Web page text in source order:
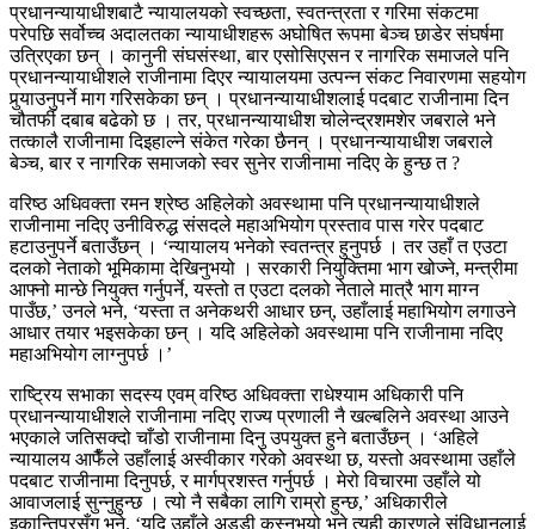
प्रधानन्यायाधीशबाटै न्यायालयको स्वच्छता, स्वतन्त्रता र गरिमा संकटमा
परेपछि सर्वोच्च अदालतका न्यायाधीशहरू अघोषित रूपमा बेञ्च छाडेर संघर्षमा
उत्रिएका छन् । कानुनी संघसंस्था, बार एसोसिएसन र नागरिक समाजले पनि
प्रधानन्यायाधीशले राजीनामा दिएर न्यायालयमा उत्पन्न संकट निवारणमा सहयोग
पुर्‍याउनुपर्ने माग गरिसकेका छन् । प्रधानन्यायाधीशलाई पदबाट राजीनामा दिन
चौतर्फी दबाब बढेको छ । तर, प्रधानन्यायाधीश चोलेन्द्रशमशेर जबराले भने
तत्कालै राजीनामा दिइहाल्ने संकेत गरेका छैनन् । प्रधानन्यायाधीश जबराले
बेञ्च, बार र नागरिक समाजको स्वर सुनेर राजीनामा नदिए के हुन्छ त ?
वरिष्ठ अधिवक्ता रमन श्रेष्ठ अहिलेको अवस्थामा पनि प्रधानन्यायाधीशले
राजीनामा नदिए उनीविरुद्ध संसदले महाअभियोग प्रस्ताव पास गरेर पदबाट
हटाउनुपर्ने बताउँछन् । ‘न्यायालय भनेको स्वतन्त्र हुनुपर्छ । तर उहाँ त एउटा
दलको नेताको भूमिकामा देखिनुभयो । सरकारी नियुक्तिमा भाग खोज्ने, मन्त्रीमा
आफ्नो मान्छे नियुक्त गर्नुपर्ने, यस्तो त एउटा दलको नेताले मात्रै भाग माग्न
पाउँछ,’ उनले भने, ‘यस्ता त अनेकथरी आधार छन्, उहाँलाई महाभियोग लगाउने
आधार तयार भइसकेका छन् । यदि अहिलेको अवस्थामा पनि राजीनामा नदिए
महाअभियोग लाग्नुपर्छ ।’
राष्ट्रिय सभाका सदस्य एवम् वरिष्ठ अधिवक्ता राधेश्याम अधिकारी पनि
प्रधानन्यायाधीशले राजीनामा नदिए राज्य प्रणाली नै खल्बलिने अवस्था आउने
भएकाले जतिसक्दो चाँडो राजीनामा दिनु उपयुक्त हुने बताउँछन् । ‘अहिले
न्यायालय आफैँले उहाँलाई अस्वीकार गरेको अवस्था छ, यस्तो अवस्थामा उहाँले
पदबाट राजीनामा दिनुपर्छ, र मार्गप्रशस्त गर्नुपर्छ । मेरो विचारमा उहाँले यो
आवाजलाई सुन्नुहुन्छ । त्यो नै सबैका लागि राम्रो हुन्छ,’ अधिकारीले
इकान्तिपुरसँग भने, ‘यदि उहाँले अड्डी कस्नुभयो भने त्यही कारणले संविधानलाई